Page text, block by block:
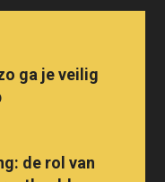
ga je veilig
de rol van